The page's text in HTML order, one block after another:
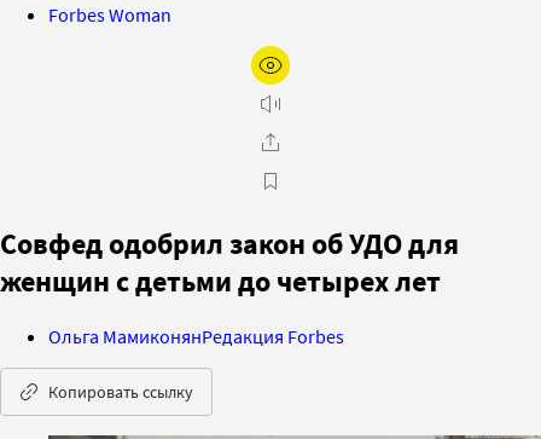
Forbes Woman
Совфед одобрил закон об УДО для
женщин с детьми до четырех лет
Ольга МамиконянРедакция Forbes
Копировать ссылку